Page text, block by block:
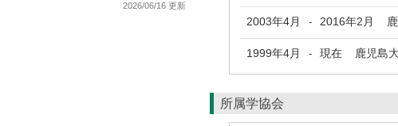
2026/06/16 更新
2003年4月 - 2016年2月 鹿
1999年4月 - 現在 鹿児島
所属学協会